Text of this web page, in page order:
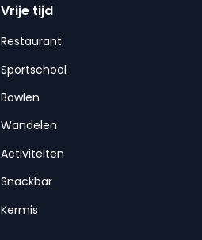
Vrije tijd
Restaurant
Sportschool
Bowlen
Wandelen
Activiteiten
Snackbar
Kermis